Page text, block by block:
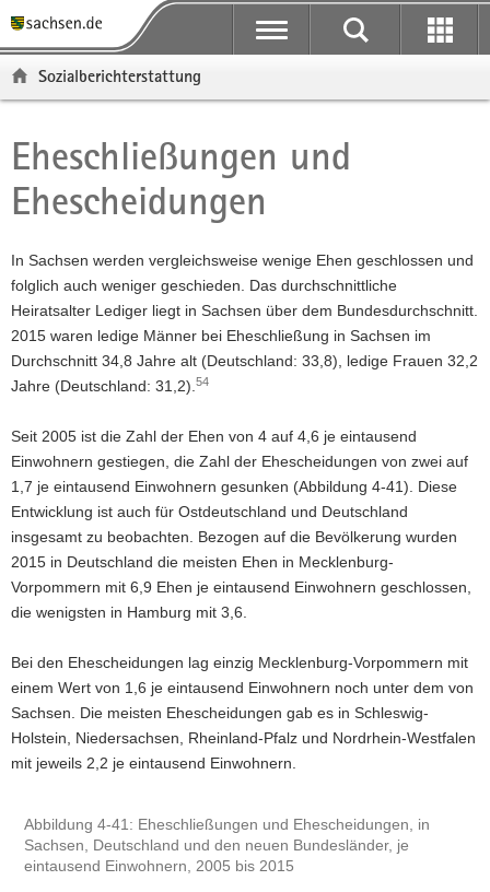
t
ü
b
e
g
r
e
i
f
e
d
e
N
a
v
i
g
a
i
o
n
t
n
a
v
g
a
t
i
o
n
p
n
h
a
t
t
-
B
e
e
i
c
h
Sozialberichterstattung
Hauptinhalt
Eheschließungen und
Ehescheidungen
In Sachsen werden vergleichsweise wenige Ehen geschlossen und
folglich auch weniger geschieden. Das durchschnittliche
Heiratsalter Lediger liegt in Sachsen über dem Bundesdurchschnitt.
2015 waren ledige Männer bei Eheschließung in Sachsen im
Durchschnitt 34,8 Jahre alt (Deutschland: 33,8), ledige Frauen 32,2
Jahre (Deutschland: 31,2). 54
Seit 2005 ist die Zahl der Ehen von 4 auf 4,6 je eintausend
Einwohnern gestiegen, die Zahl der Ehescheidungen von zwei auf
1,7 je eintausend Einwohnern gesunken (Abbildung 4-41). Diese
Entwicklung ist auch für Ostdeutschland und Deutschland
insgesamt zu beobachten. Bezogen auf die Bevölkerung wurden
2015 in Deutschland die meisten Ehen in Mecklenburg-
Vorpommern mit 6,9 Ehen je eintausend Einwohnern geschlossen,
die wenigsten in Hamburg mit 3,6.
Bei den Ehescheidungen lag einzig Mecklenburg-Vorpommern mit
einem Wert von 1,6 je eintausend Einwohnern noch unter dem von
Sachsen. Die meisten Ehescheidungen gab es in Schleswig-
Holstein, Niedersachsen, Rheinland-Pfalz und Nordrhein-Westfalen
mit jeweils 2,2 je eintausend Einwohnern.
Abbildung 4‑41: Eheschließungen und Ehescheidungen, in
Sachsen, Deutschland und den neuen Bundesländer, je
eintausend Einwohnern, 2005 bis 2015